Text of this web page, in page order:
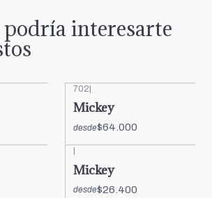
interesarte
702
Mickey
desde$64.000
Mickey
desde$26.400